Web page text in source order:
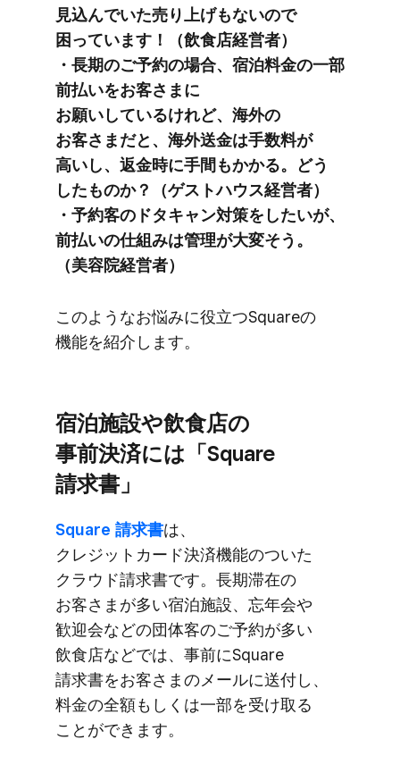
見込んでいた​売り上げも​ないので​
困っています！​（飲食店経営者）​
・長期の​ご予約の​場合、​宿泊料金の​一部​
前払いを​お客さまに​
お願いしているけれど、​海外の​
お客さまだと、​海外送金は​手数料が​
高いし、​返金時に​手間も​かかる。​どう​
した​ものか？​（ゲストハウス経営者）​
・予約客の​ドタキャン対策を​したいが、​
前払いの​仕組みは​管理が​大変そう。​
（美容院経営者）
このような​お悩みに​役立つSquareの​
機能を​紹介します。
宿泊施設や​飲食店の​
事前決済には​「Square
請求書」
Square 請求書は、​
クレジットカード決済機能の​ついた​
クラウド請求書です。​長期滞在の​
お客さまが​多い​宿泊施設、​忘年会や​
歓迎会などの​団体客の​ご予約が​多い​
飲食店などでは、​事前に​Square
請求書を​お客さまの​メールに​送付し、​
料金の​全額も​しくは​一部を​受け取る​
ことができます。